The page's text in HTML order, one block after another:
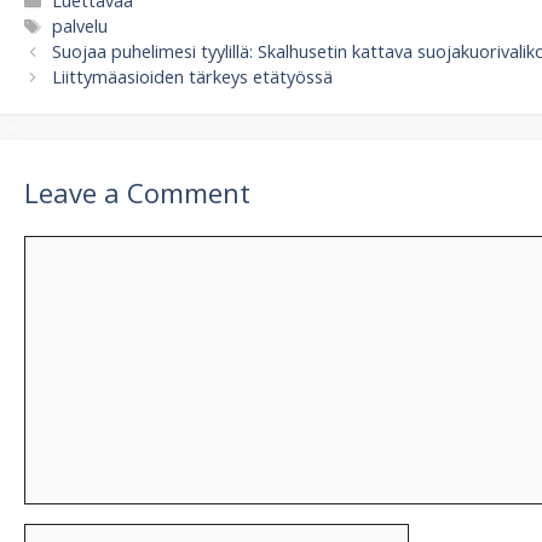
Tags
palvelu
Suojaa puhelimesi tyylillä: Skalhusetin kattava
Liittymäasioiden tärkeys etätyössä
Leave a Comment